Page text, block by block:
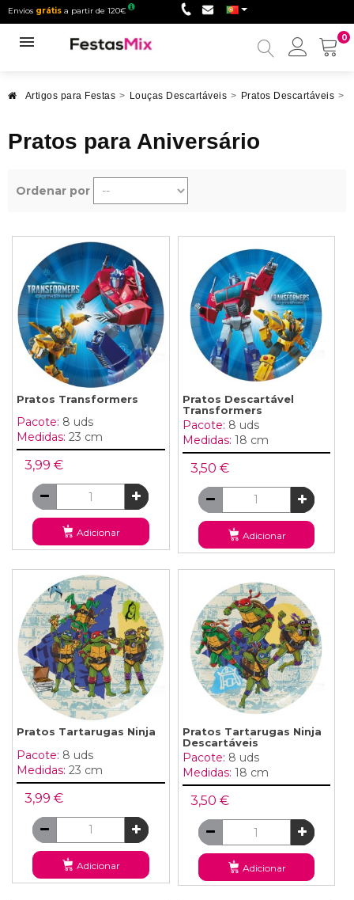
Envios grátis a partir de 120€
0
Minha
Artigos para Festas > Louças Descartáveis > Pratos Descartáveis >
Pratos para Aniversário
Ordenar por
Pratos Transformers
Pacote: 8 uds
Medidas: 23 cm
3,99 €
Adicionar
Pratos Descartável
Transformers
Pacote: 8 uds
Medidas: 18 cm
3,50 €
Adicionar
Pratos Tartarugas Ninja
Pacote: 8 uds
Medidas: 23 cm
3,99 €
Adicionar
Pratos Tartarugas Ninja
Descartáveis
Pacote: 8 uds
Medidas: 18 cm
3,50 €
Adicionar